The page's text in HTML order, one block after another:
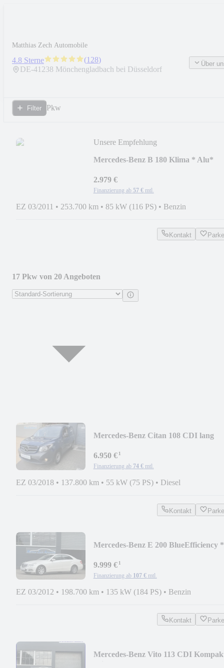
Matthias Zech Automobile
4.8 Sterne (128)
DE-41238 Mönchengladbach bei Düsseldorf
Über
Filter Pkw
Unsere Empfehlung
Mercedes-Benz B 180 Klima * Alu*
2.979 €
Finanzierung ab 57 € mtl.
EZ 03/2011 • 253.700 km • 85 kW (116 PS) • Benzin
Kontakt
17 Pkw von 20 Angeboten
Mercedes-Benz Citan 108 CDI lang
6.950 €¹
Finanzierung ab 74 € mtl.
EZ 03/2018 • 137.800 km • 55 kW (75 PS) • Diesel
Kontakt
Mercedes-Benz E 200 BlueEfficiency *
9.999 €¹
Finanzierung ab 107 € mtl.
EZ 03/2012 • 198.700 km • 135 kW (184 PS) • Benzin
Kontakt
Mercedes-Benz Vito 113 CDI